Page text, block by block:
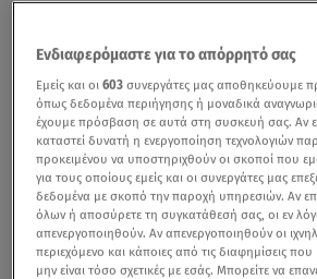
Ενδιαφερόμαστε για το απόρρητό σας
Εμείς και οι603 συνεργάτες μας αποθηκεύουμε
όπως δεδομένα περιήγησης ή μοναδικά
έχουμε πρόσβαση σε αυτά στη συσκευή σας. Αν
καταστεί δυνατή η ενεργοποίηση τεχνολογιών
προκειμένου να υποστηριχθούν οι σκοποί που
για τους οποίους εμείς και οι συνεργάτες μας
δεδομένα με σκοπό την παροχή υπηρεσιών. Αν
όλων ή αποσύρετε τη συγκατάθεσή σας, οι εν
απενεργοποιηθούν. Αν απενεργοποιηθούν οι
περιεχόμενο και κάποιες από τις διαφημίσεις που
μην είναι τόσο σχετικές με εσάς. Μπορείτε να